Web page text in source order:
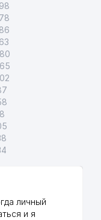
личный
и я